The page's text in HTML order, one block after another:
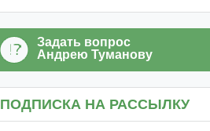
Задать вопрос
Андрею Туманову
ПОДПИСКА НА РАССЫЛКУ